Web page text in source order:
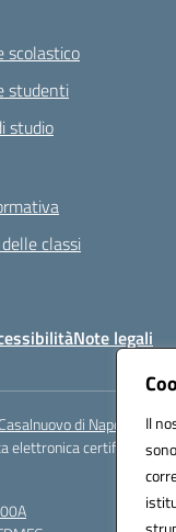
Il
scolastico
studenti
studio
classi
Note legali
di Napoli
elettronica certificata